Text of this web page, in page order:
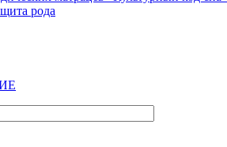
рода